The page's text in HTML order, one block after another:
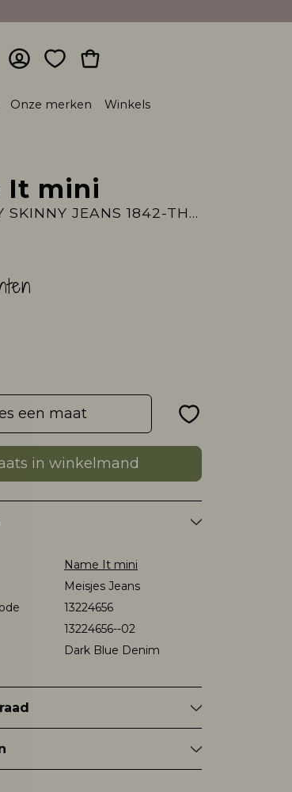
Onze merken Winkels
It mini
NMFPOLLY SKINNY JEANS 1842-TH NOOS
een maat
in winkelmand
Name It mini
Meisjes Jeans
13224656
13224656--02
Dark Blue Denim